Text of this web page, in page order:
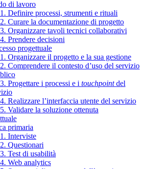
di lavoro
Definire processi, strumenti e rituali
Curare la documentazione di progetto
Organizzare tavoli tecnici collaborativi
Prendere decisioni
progettuale
Organizzare il progetto e la sua gestione
Comprendere il contesto d’uso del servizio
Progettare i processi e i touchpointdel
Realizzare l’interfaccia utente del servizio
Validare la soluzione ottenuta
primaria
Interviste
Questionari
Test di usabilità
Web analytics